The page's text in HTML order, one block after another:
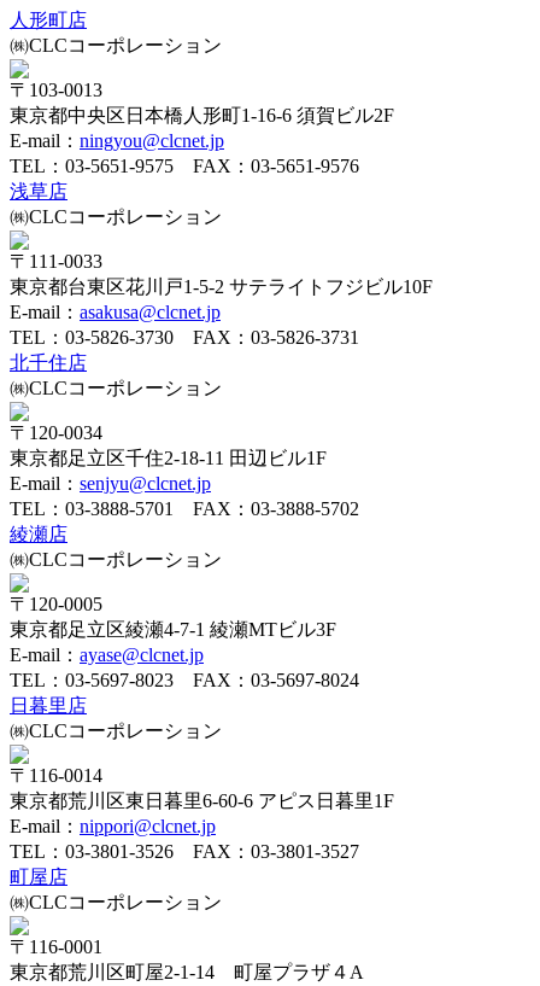
人形町店
㈱CLCコーポレーション
〒103-0013
東京都中央区日本橋人形町1-16-6 須賀ビル2F
E-mail： ningyou@clcnet.jp
TEL： 03-5651-9575 FAX：03-5651-9576
浅草店
㈱CLCコーポレーション
〒111-0033
東京都台東区花川戸1-5-2 サテライトフジビル10F
E-mail： asakusa@clcnet.jp
TEL： 03-5826-3730 FAX：03-5826-3731
北千住店
㈱CLCコーポレーション
〒120-0034
東京都足立区千住2-18-11 田辺ビル1F
E-mail： senjyu@clcnet.jp
TEL： 03-3888-5701
FAX：03-3888-5702
綾瀬店
㈱CLCコーポレーション
〒120-0005
東京都足立区綾瀬4-7-1 綾瀬MTビル3F
E-mail： ayase@clcnet.jp
TEL： 03-5697-8023 FAX：03-5697-8024
日暮里店
㈱CLCコーポレーション
〒116-0014
東京都荒川区東日暮里6-60-6 アピス日暮里1F
E-mail： nippori@clcnet.jp
TEL： 03-3801-3526 FAX：03-3801-3527
町屋店
㈱CLCコーポレーション
〒116-0001
東京都荒川区町屋2-1-14 町屋プラザ４A